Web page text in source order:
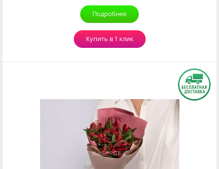
Подробнее
Купить в 1 клик